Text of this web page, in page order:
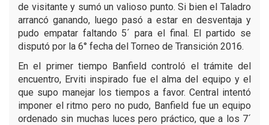
de visitante y sumó un valioso punto. Si bien el Taladro
arrancó ganando, luego pasó a estar en desventaja y
pudo empatar faltando 5´ para el final. El partido se
disputó por la 6° fecha del Torneo de Transición 2016.
En el primer tiempo Banfield controló el trámite del
encuentro, Erviti inspirado fue el alma del equipo y el
que supo manejar los tiempos a favor. Central intentó
imponer el ritmo pero no pudo, Banfield fue un equipo
ordenado sin muchas luces pero práctico, que a los 7´